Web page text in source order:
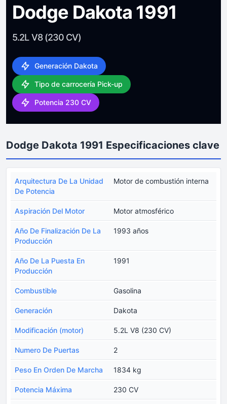
Dodge Dakota 1991
5.2L V8 (230 CV)
Generación Dakota
Tipo de carrocería Pick-up
Potencia 230 CV
Dodge Dakota 1991 Especificaciones clave
Arquitectura De La Unidad
De Potencia
Motor de combustión interna
Aspiración Del Motor Motor atmosférico
Año De Finalización De La
Producción
1993 años
Año De La Puesta En
Producción
1991
Combustible Gasolina
Generación Dakota
Modificación (motor) 5.2L V8 (230 CV)
Numero De Puertas 2
Peso En Orden De Marcha 1834 kg
Potencia Máxima 230 CV